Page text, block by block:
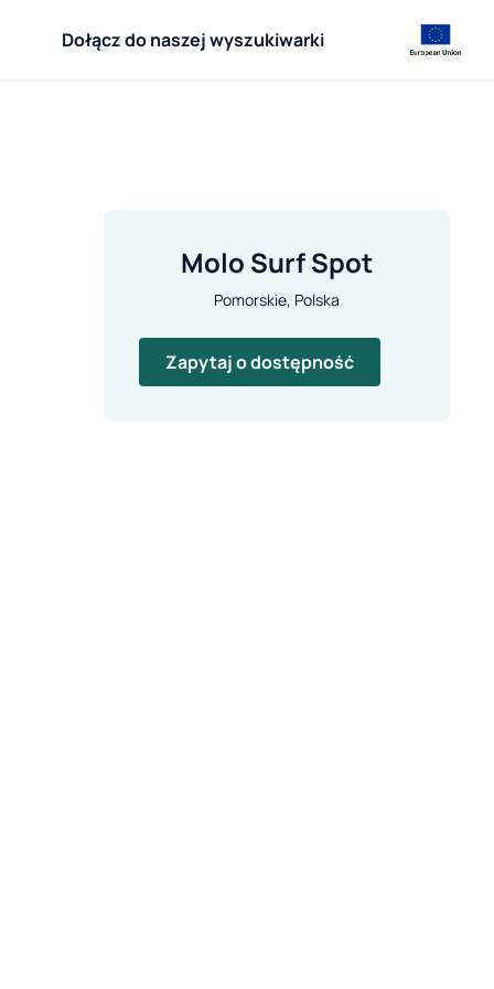
Dołącz do naszej wyszukiwarki
Molo Surf Spot
Pomorskie, Polska
Zapytaj o dostępność